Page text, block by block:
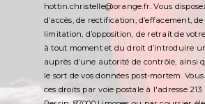
hottin.christelle@orange.fr. Vous
d’accès, de rectification, d’effacement,
limitation, d’opposition, de retrait de
à tout moment et du droit d’introduire
auprès d’une autorité de contrôle, ainsi
le sort de vos données post-mortem.
ces droits par voie postale à l'adresse